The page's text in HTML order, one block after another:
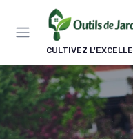
CULTIVEZ
Panneau de gestion des